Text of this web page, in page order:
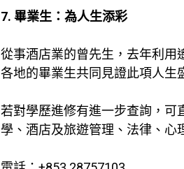
7. 畢業生：為人生添彩
從事酒店業的曾先生，去年利用
各地的畢業生共同見證此項人生
若對學歷進修有進一步查詢，可
學、酒店及旅遊管理、法律、心